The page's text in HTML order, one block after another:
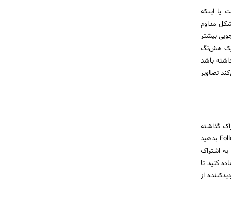
یا اینکه
مداوم
بیشتر
یک هش‌تگ
باشد
تصاویر
گذاشته
شده را بررسی کند، پس باید بتوانید در همان قدم اول به آن شخص چند دلیلی خوب برای فشار دادن دکمه Follow بدهید
اشتراک
کنید تا
از